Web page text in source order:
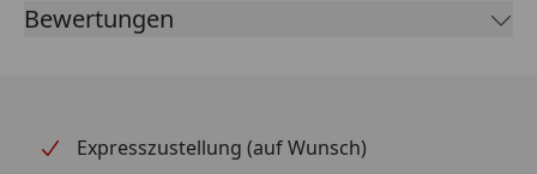
Bewertungen
Expresszustellung (auf Wunsch)